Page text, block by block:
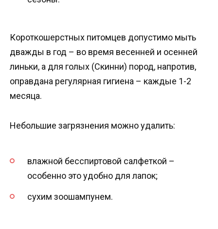
Короткошерстных питомцев допустимо мыть
дважды в год – во время весенней и осенней
линьки, а для голых (Скинни) пород, напротив,
оправдана регулярная гигиена – каждые 1-2
месяца.
Небольшие загрязнения можно удалить:
влажной бесспиртовой салфеткой –
особенно это удобно для лапок;
сухим зоошампунем.